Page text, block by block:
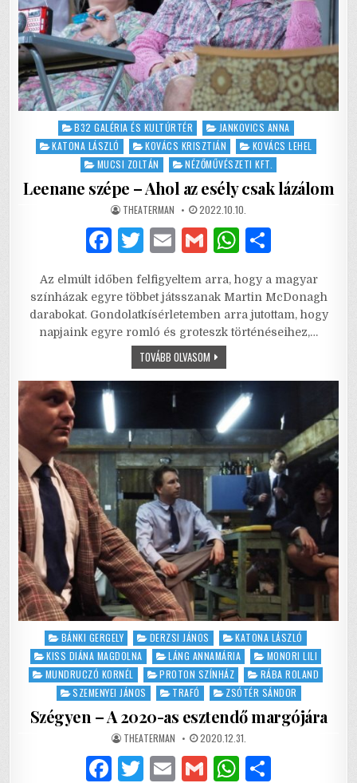
Posted
in
B32 GALÉRIA ÉS KULTÚRTÉR
JANKOVICS ANNA
KATONA LÁSZLÓ
KOVÁCS KRISZTIÁN
KOVÁCS LEHEL
MUCSI ZOLTÁN
NÉZŐMŰVÉSZETI KFT.
Leenane szépe – Ahol az esély csak lázálom
AUTHOR:
THEATERMAN PUBLISHED
DATE:
2022.10.10.
F
c
e
b
o
T
it
te
r
E
ai
l
G
ai
l
W
at
s
A
p
ar
e
Az elmúlt időben felfigyeltem arra, hogy a magyar
színházak egyre többet játsszanak Martin McDonagh
darabokat. Gondolatkísérletemben arra jutottam, hogy
napjaink egyre romló és groteszk történéseihez,…
TOVÁBB OLVASOMLEENANE
SZÉPE
ESÉLY
CSAK
LÁZÁLOM
Posted
in
BÁNKI GERGELY DERZSI JÁNOS
KATONA LÁSZLÓ
KISS DIÁNA MAGDOLNA
LÁNG ANNAMÁRIA
MONORI LILI
MUNDRUCZÓ KORNÉL
PROTON SZÍNHÁZ
RÁBA ROLAND
SZEMENYEI JÁNOS
TRAFÓ ZSÓTÉR SÁNDOR
Szégyen – A 2020-as esztendő margójára
AUTHOR:
THEATERMAN PUBLISHED
DATE:
2020.12.31.
F T E G W